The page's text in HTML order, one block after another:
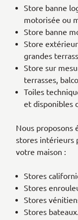
Store banne
motorisée ou
Store banne
Store
grandes
Store sur
terrasses,
Toiles
et disponibles
Nous proposons
stores intérieurs
votre maison :
Stores
Stores
Stores
Stores bateaux.